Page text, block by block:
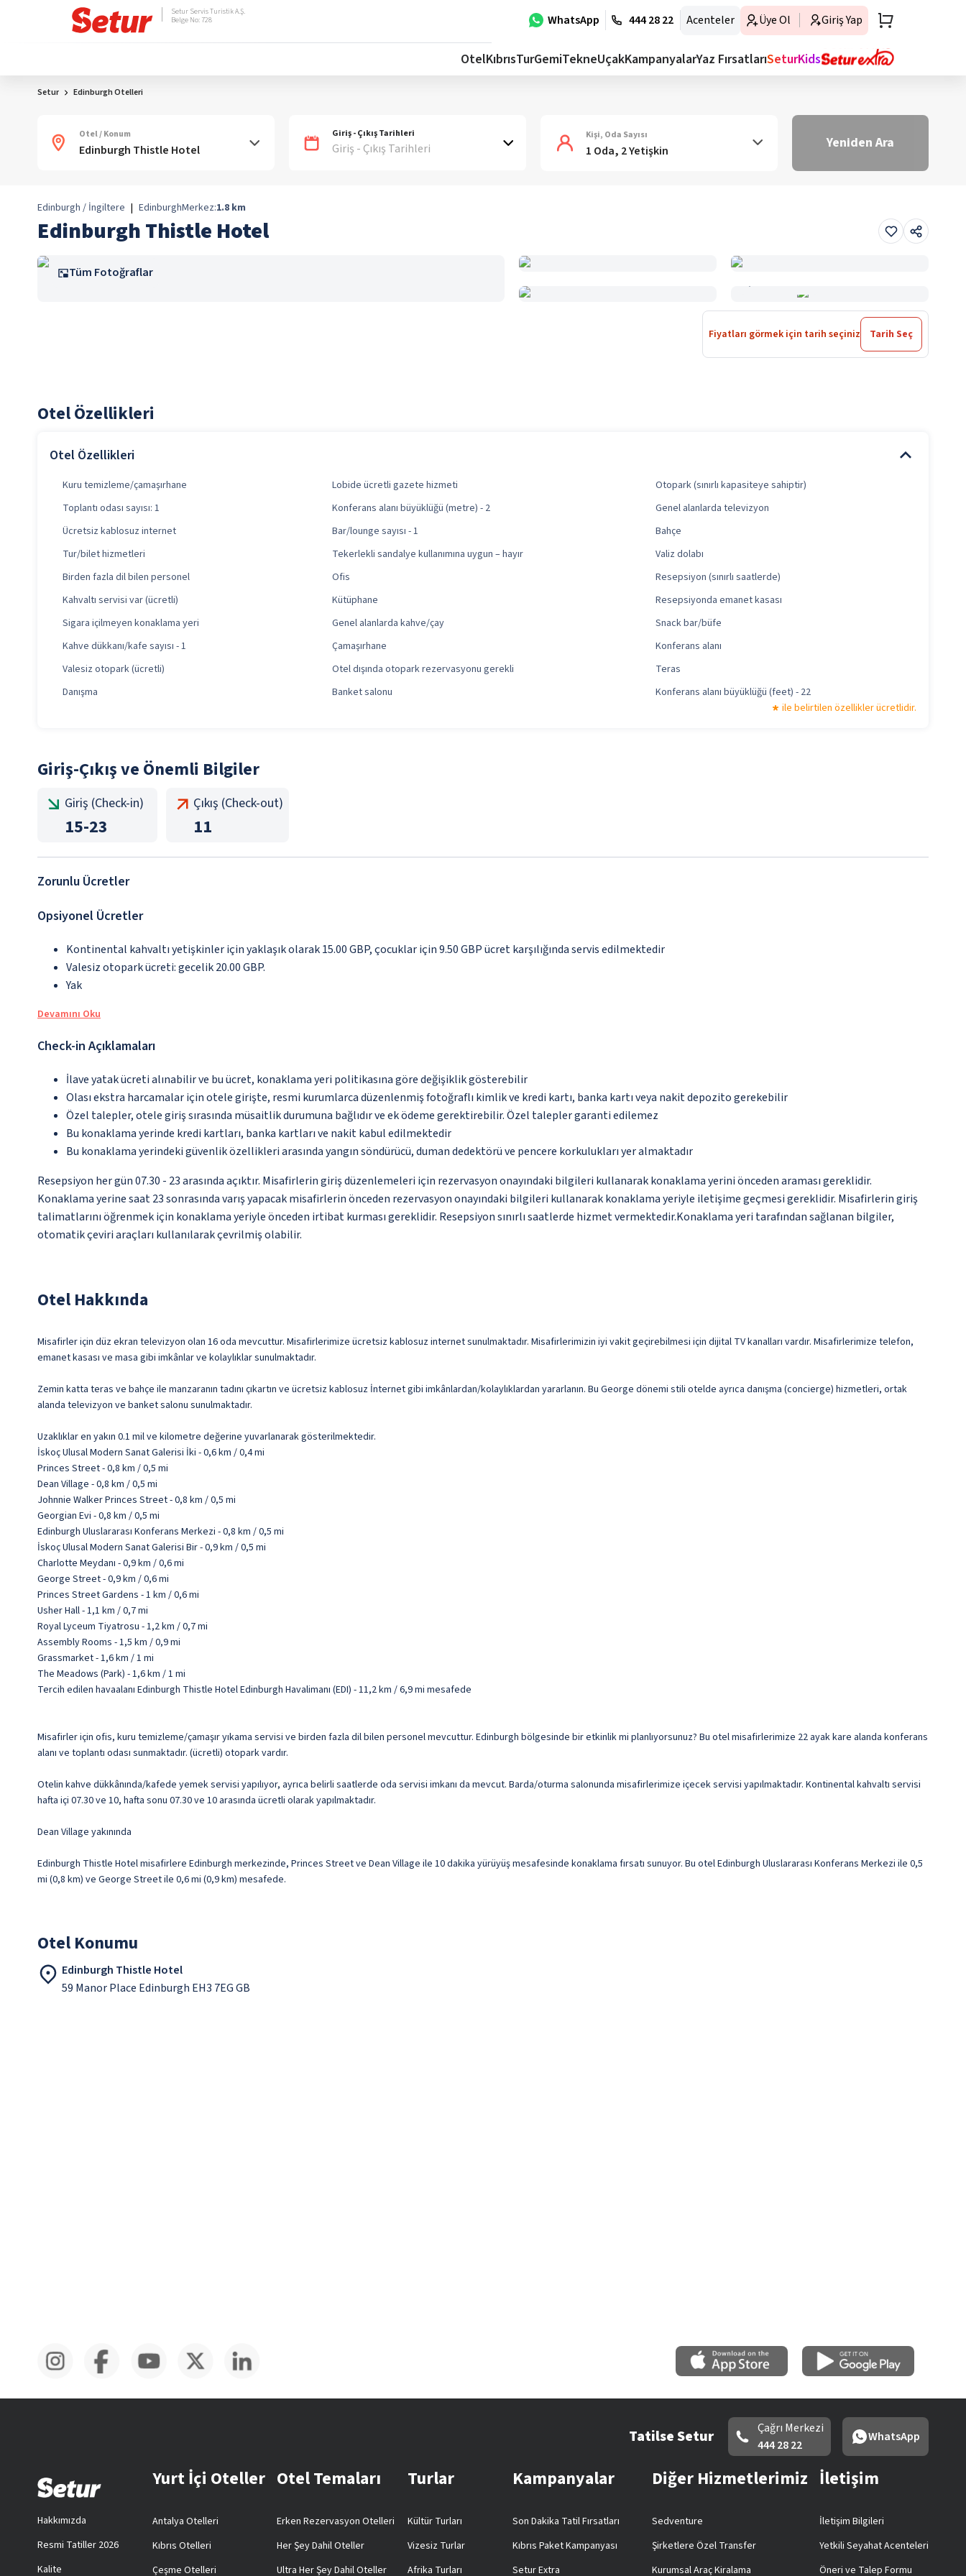
WhatsApp 444 28 22 Acenteler Üye Ol Giriş Yap
Setur Servis Turistik A.Ş.
Belge No: 728
OtelKıbrısTurGemiTekneUçakKampanyalarYaz FırsatlarıSeturKids
Setur Edinburgh Otelleri
Otel / Konum Giriş - Çıkış Tarihleri
Giriş - Çıkış Tarihleri
Kişi, Oda Sayısı
1 Oda, 2 Yetişkin Yeniden Ara
Edinburgh / İngiltere | EdinburghMerkez:1.8 km
Edinburgh Thistle Hotel
Tüm Fotoğraflar
Fiyatları görmek için tarih seçiniz Tarih Seç
Otel Özellikleri
Otel Özellikleri
Kuru temizleme/çamaşırhane Lobide ücretli gazete hizmeti
Otopark (sınırlı kapasiteye sahiptir)
Toplantı odası sayısı: 1
Konferans alanı büyüklüğü (metre) - 2
Genel alanlarda televizyon
Ücretsiz kablosuz internet
Bar/lounge sayısı - 1
Bahçe
Tur/bilet hizmetleri
Tekerlekli sandalye kullanımına uygun – hayır
Valiz dolabı
Birden fazla dil bilen personel
Ofis
Resepsiyon (sınırlı saatlerde)
Kahvaltı servisi var (ücretli)
Kütüphane
Resepsiyonda emanet kasası
Sigara içilmeyen konaklama yeri
Genel alanlarda kahve/çay
Snack bar/büfe
Kahve dükkanı/kafe sayısı - 1
Çamaşırhane
Konferans alanı
Valesiz otopark (ücretli)
Otel dışında otopark rezervasyonu gerekli
Teras
Danışma
Banket salonu
Konferans alanı büyüklüğü (feet) - 22
ile belirtilen özellikler ücretlidir.
Giriş-Çıkış ve Önemli Bilgiler
Giriş (Check-in)
15-23
Çıkış (Check-out)
11
Zorunlu Ücretler
Opsiyonel Ücretler
Kontinental kahvaltı yetişkinler için yaklaşık olarak 15.00 GBP, çocuklar için 9.50 GBP ücret karşılığında servis edilmektedir
Valesiz otopark ücreti: gecelik 20.00 GBP.
Yak
Devamını Oku
Check-in Açıklamaları
İlave yatak ücreti alınabilir ve bu ücret, konaklama yeri politikasına göre değişiklik gösterebilir
Olası ekstra harcamalar için otele girişte, resmi kurumlarca düzenlenmiş fotoğraflı kimlik ve kredi kartı, banka kartı veya nakit depozito gerekebilir
Özel talepler, otele giriş sırasında müsaitlik durumuna bağlıdır ve ek ödeme gerektirebilir. Özel talepler garanti edilemez
Bu konaklama yerinde kredi kartları, banka kartları ve nakit kabul edilmektedir
Bu konaklama yerindeki güvenlik özellikleri arasında yangın söndürücü, duman dedektörü ve pencere korkulukları yer almaktadır
Resepsiyon her gün 07.30 - 23 arasında açıktır. Misafirlerin giriş düzenlemeleri için rezervasyon onayındaki bilgileri kullanarak konaklama yerini önceden araması gereklidir.
Konaklama yerine saat 23 sonrasında varış yapacak misafirlerin önceden rezervasyon onayındaki bilgileri kullanarak konaklama yeriyle iletişime geçmesi gereklidir. Misafirlerin giriş
talimatlarını öğrenmek için konaklama yeriyle önceden irtibat kurması gereklidir. Resepsiyon sınırlı saatlerde hizmet vermektedir.Konaklama yeri tarafından sağlanan bilgiler,
otomatik çeviri araçları kullanılarak çevrilmiş olabilir.
Otel Hakkında
Misafirler için düz ekran televizyon olan 16 oda mevcuttur. Misafirlerimize ücretsiz kablosuz internet sunulmaktadır. Misafirlerimizin iyi vakit geçirebilmesi için dijital TV kanalları vardır. Misafirlerimize telefon,
emanet kasası ve masa gibi imkânlar ve kolaylıklar sunulmaktadır.
Zemin katta teras ve bahçe ile manzaranın tadını çıkartın ve ücretsiz kablosuz İnternet gibi imkânlardan/kolaylıklardan yararlanın. Bu George dönemi stili otelde ayrıca danışma (concierge) hizmetleri, ortak
alanda televizyon ve banket salonu sunulmaktadır.
Uzaklıklar en yakın 0.1 mil ve kilometre değerine yuvarlanarak gösterilmektedir.
İskoç Ulusal Modern Sanat Galerisi İki - 0,6 km / 0,4 mi
Princes Street - 0,8 km / 0,5 mi
Dean Village - 0,8 km / 0,5 mi
Johnnie Walker Princes Street - 0,8 km / 0,5 mi
Georgian Evi - 0,8 km / 0,5 mi
Edinburgh Uluslararası Konferans Merkezi - 0,8 km / 0,5 mi
İskoç Ulusal Modern Sanat Galerisi Bir - 0,9 km / 0,5 mi
Charlotte Meydanı - 0,9 km / 0,6 mi
George Street - 0,9 km / 0,6 mi
Princes Street Gardens - 1 km / 0,6 mi
Usher Hall - 1,1 km / 0,7 mi
Royal Lyceum Tiyatrosu - 1,2 km / 0,7 mi
Assembly Rooms - 1,5 km / 0,9 mi
Grassmarket - 1,6 km / 1 mi
The Meadows (Park) - 1,6 km / 1 mi
Tercih edilen havaalanı Edinburgh Thistle Hotel Edinburgh Havalimanı (EDI) - 11,2 km / 6,9 mi mesafede
Misafirler için ofis, kuru temizleme/çamaşır yıkama servisi ve birden fazla dil bilen personel mevcuttur. Edinburgh bölgesinde bir etkinlik mi planlıyorsunuz? Bu otel misafirlerimize 22 ayak kare alanda konferans
alanı ve toplantı odası sunmaktadır. (ücretli) otopark vardır.
Otelin kahve dükkânında/kafede yemek servisi yapılıyor, ayrıca belirli saatlerde oda servisi imkanı da mevcut. Barda/oturma salonunda misafirlerimize içecek servisi yapılmaktadır. Kontinental kahvaltı servisi
hafta içi 07.30 ve 10, hafta sonu 07.30 ve 10 arasında ücretli olarak yapılmaktadır.
Dean Village yakınında
Edinburgh Thistle Hotel misafirlere Edinburgh merkezinde, Princes Street ve Dean Village ile 10 dakika yürüyüş mesafesinde konaklama fırsatı sunuyor. Bu otel Edinburgh Uluslararası Konferans Merkezi ile 0,5
mi (0,8 km) ve George Street ile 0,6 mi (0,9 km) mesafede.
Otel Konumu
Edinburgh Thistle Hotel
59 Manor Place Edinburgh EH3 7EG GB
Tatilse Setur
Çağrı Merkezi
444 28 22
WhatsApp
Hakkımızda
Resmi Tatiller 2026
Kalite
Yurt İçi Oteller
Antalya Otelleri
Kıbrıs Otelleri
Çeşme Otelleri
Otel Temaları
Erken Rezervasyon Otelleri
Her Şey Dahil Oteller
Ultra Her Şey Dahil Oteller
Turlar
Kültür Turları
Vizesiz Turlar
Afrika Turları
Kampanyalar
Son Dakika Tatil Fırsatları
Kıbrıs Paket Kampanyası
Setur Extra
Diğer Hizmetlerimiz
Sedventure
Şirketlere Özel Transfer
Kurumsal Araç Kiralama
İletişim
İletişim Bilgileri
Yetkili Seyahat Acenteleri
Öneri ve Talep Formu